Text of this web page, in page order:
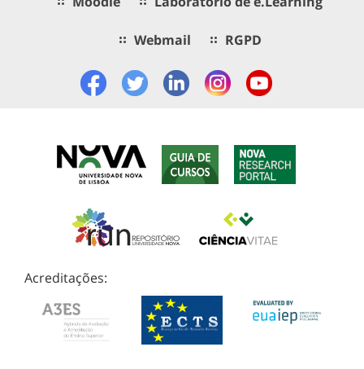
Webmail RGPD
Acreditações: